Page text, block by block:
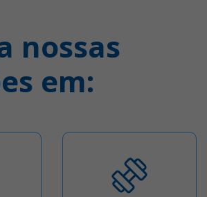
nossas
em: